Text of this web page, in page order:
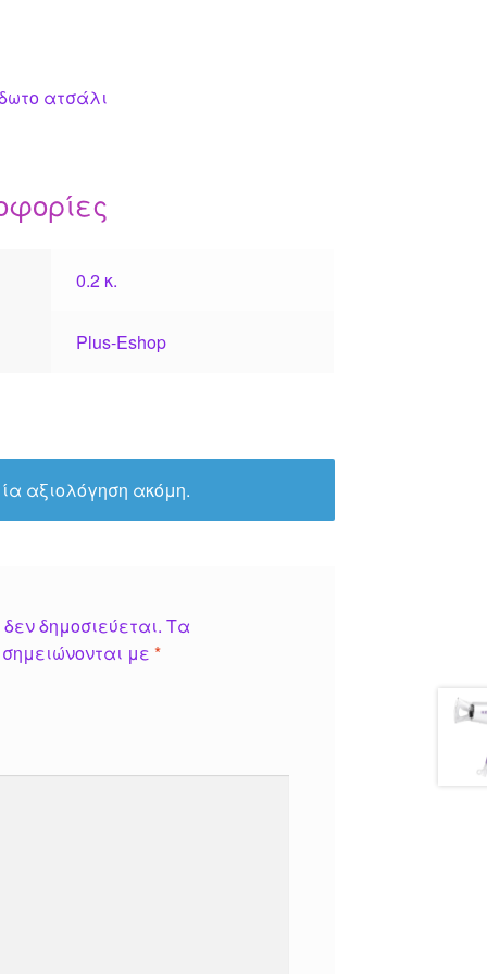
ατσάλι
0.2 κ.
Plus-Eshop
αξιολόγηση ακόμη.
δημοσιεύεται. Τα
με*